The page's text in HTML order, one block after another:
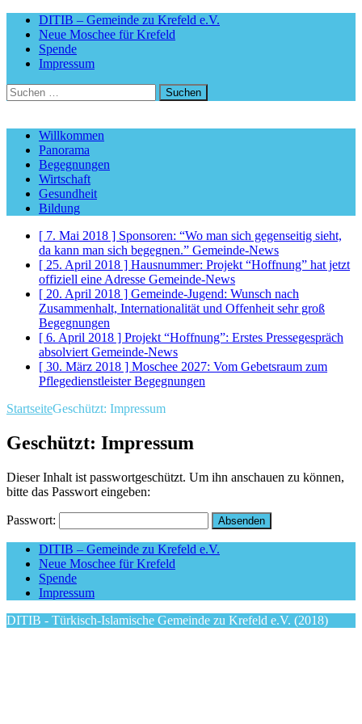
DITIB – Gemeinde zu Krefeld e.V.
Neue Moschee für Krefeld
Spende
Impressum
Suchen
nach:
Willkommen
Panorama
Begegnungen
Wirtschaft
Gesundheit
Bildung
[ 7. Mai 2018 ] Sponsoren: “Wo man sich gegenseitig sieht,
da kann man sich begegnen.” Gemeinde-News
[ 25. April 2018 ] Hausnummer: Projekt “Hoffnung” hat jetzt
offiziell eine Adresse Gemeinde-News
[ 20. April 2018 ] Gemeinde-Jugend: Wunsch nach
Zusammenhalt, Internationalität und Offenheit sehr groß
Begegnungen
[ 6. April 2018 ] Projekt “Hoffnung”: Erstes Pressegespräch
absolviert Gemeinde-News
[ 30. März 2018 ] Moschee 2027: Vom Gebetsraum zum
PflegedienstleisterBegegnungen
StartseiteGeschützt: Impressum
Geschützt: Impressum
Dieser Inhalt ist passwortgeschützt. Um ihn anschauen zu können,
bitte das Passwort eingeben:
Passwort:
DITIB – Gemeinde zu Krefeld e.V.
Neue Moschee für Krefeld
Spende
Impressum
DITIB - Türkisch-Islamische Gemeinde zu Krefeld e.V. (2018)